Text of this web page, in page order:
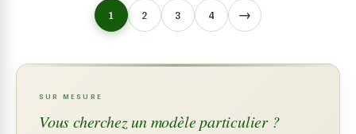
1 2 3 4 →
SUR MESURE
Vous cherchez un modèle particulier ?